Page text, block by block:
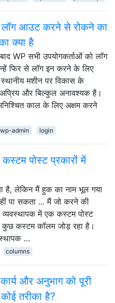
लॉग आउट करने से रोकने का
क्या है
WP सभी उपयोगकर्ताओं को लॉग
फिर से लॉग इन करने के लिए
मशीन पर विकास के
और बिल्कुल अनावश्यक है।
काल के लिए अक्षम करने
wp-admin login
पोस्ट प्रकारों में
है, लेकिन मैं हुक का नाम भूल गया
पा सकता ... मैं जो करने की
व्यवस्थापक में एक कस्टम पोस्ट
कुछ कस्टम कॉलम जोड़ रहा है।
…
columns
और अनुभाग को पूरी
तरीका है?